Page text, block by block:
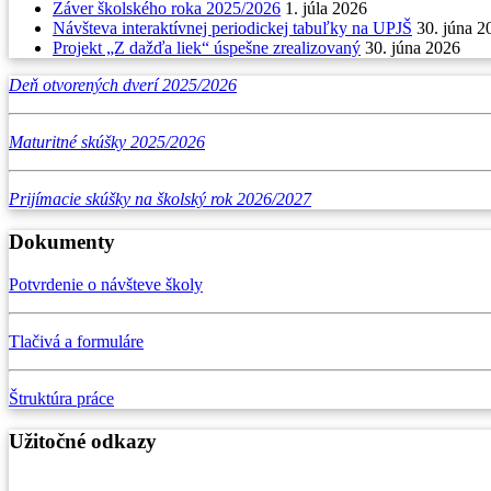
Záver školského roka 2025/2026 1. júla 2026
Návšteva interaktívnej periodickej tabuľky na UPJŠ 30. júna
Projekt „Z dažďa liek“ úspešne zrealizovaný 30. júna 2026
Deň otvorených dverí 2025/2026
Maturitné skúšky 2025/2026
Prijímacie skúšky na školský rok 2026/2027
Dokumenty
Potvrdenie o návšteve školy
Tlačivá a formuláre
Štruktúra práce
Užitočné odkazy